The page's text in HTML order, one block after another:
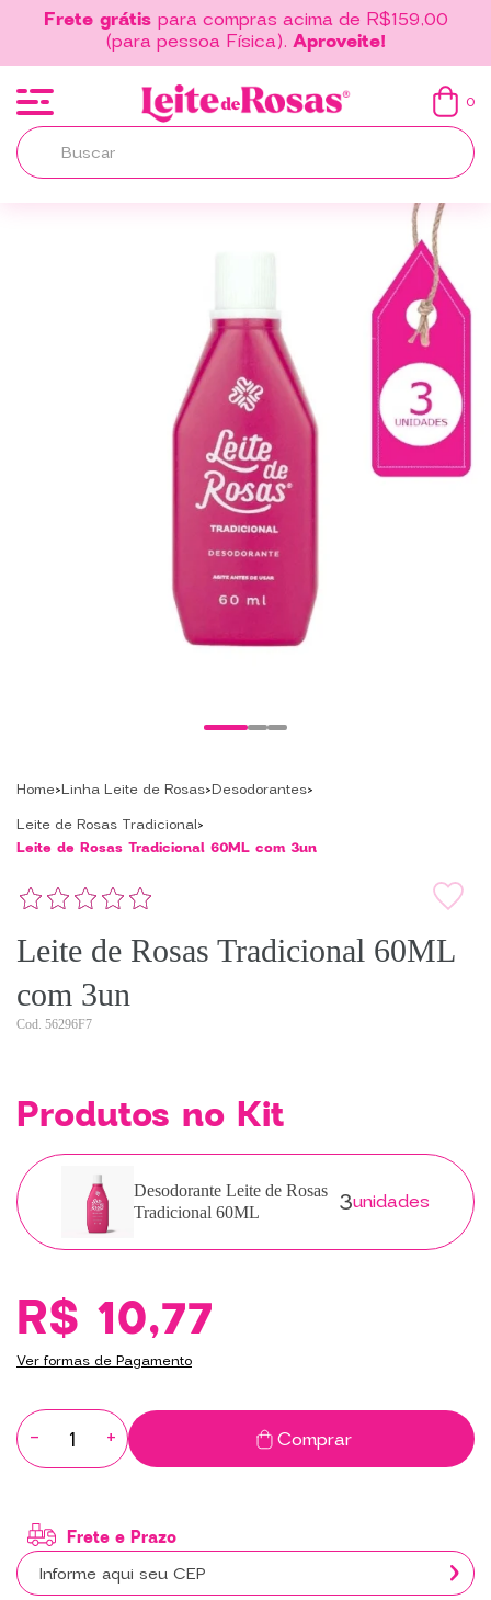
Frete grátispara compras acima de R$159,00
(para pessoa Física).Aproveite!
0
Home Linha Leite de Rosas Desodorantes
Leite de Rosas Tradicional
Leite de Rosas Tradicional 60ML com 3un
Leite de Rosas Tradicional 60ML
com 3un
56296F7
Produtos no Kit
Desodorante Leite de Rosas
Tradicional 60ML
3unidades
R$ 10,77
Ver formas de Pagamento
- + Comprar